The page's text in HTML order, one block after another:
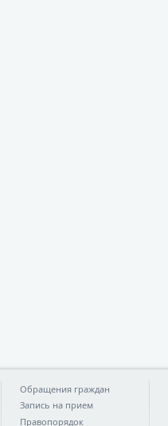
Обращения граждан
Запись на прием
Правопорядок